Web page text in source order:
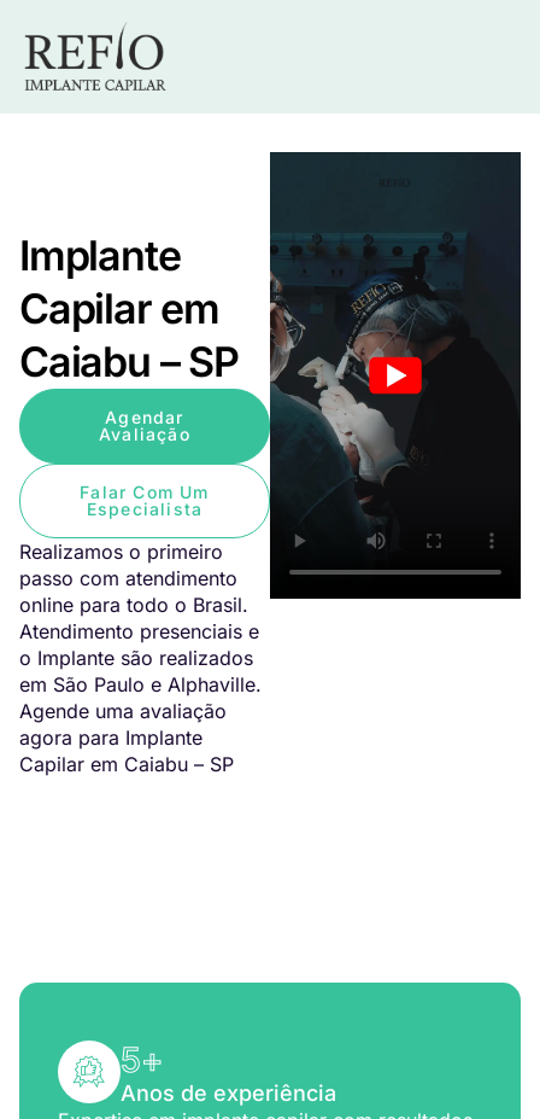
Implante
Capilar em
Caiabu – SP
Agendar
Avaliação
Falar Com Um
Especialista
Realizamos o primeiro
passo com atendimento
online para todo o Brasil.
Atendimento presenciais e
o Implante são realizados
em São Paulo e Alphaville.
Agende uma avaliação
agora para Implante
Capilar em Caiabu – SP
5+
Anos de experiência